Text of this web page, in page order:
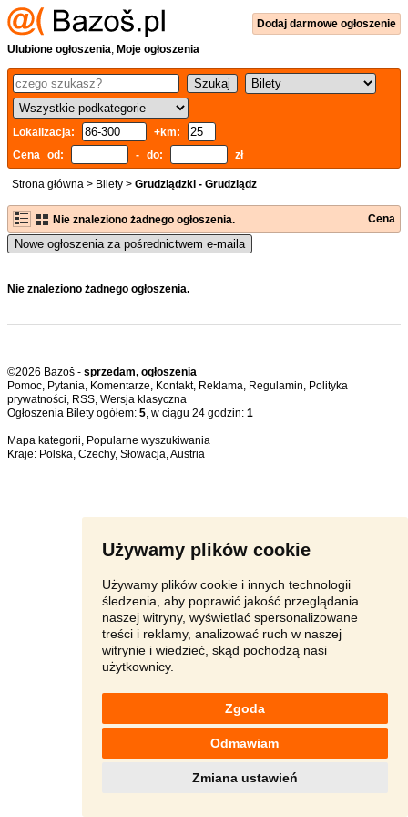
Używamy plików cookie
Używamy plików cookie i innych technologii
śledzenia, aby poprawić jakość przeglądania
naszej witryny, wyświetlać spersonalizowane
treści i reklamy, analizować ruch w naszej
witrynie i wiedzieć, skąd pochodzą nasi
użytkownicy.
Zgoda
Odmawiam
Zmiana ustawień
Dodaj darmowe ogłoszenie
Ulubione ogłoszenia, Moje ogłoszenia
Lokalizacja:
+km:
Cena od:
- do: zł
Strona główna > Bilety > Grudziądzki - Grudziądz
Nie znaleziono żadnego ogłoszenia. Cena
Nowe ogłoszenia za pośrednictwem e-maila
Nie znaleziono żadnego ogłoszenia.
©2026 Bazoš - sprzedam, ogłoszenia
Pomoc, Pytania, Komentarze, Kontakt, Reklama, Regulamin, Polityka
prywatności, RSS,
Ogłoszenia Bilety ogółem: 5, w ciągu 24 godzin: 1
Mapa kategorii, Popularne wyszukiwania
Kraje: Polska, Czechy, Słowacja,Austria